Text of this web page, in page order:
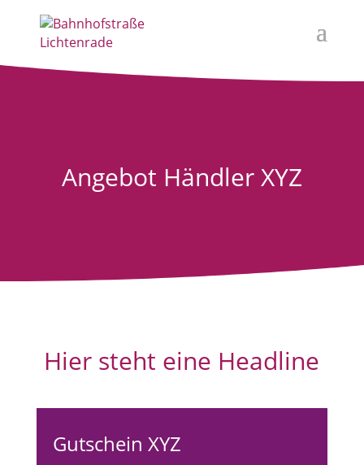
Angebot Händler XYZ
Hier steht eine Headline
Gutschein XYZ